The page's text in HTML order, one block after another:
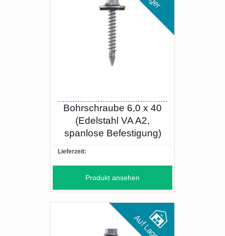
Bohrschraube 6,0 x 40
(Edelstahl VA A2,
spanlose Befestigung)
Lieferzeit:
Produkt ansehen